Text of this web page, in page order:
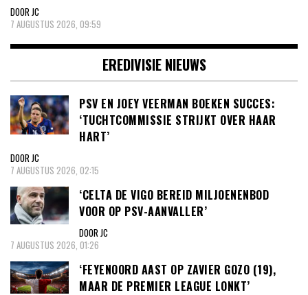
DOOR JC
7 AUGUSTUS 2026, 09:59
EREDIVISIE NIEUWS
PSV EN JOEY VEERMAN BOEKEN SUCCES:
‘TUCHTCOMMISSIE STRIJKT OVER HAAR
HART’
DOOR JC
7 AUGUSTUS 2026, 02:15
‘CELTA DE VIGO BEREID MILJOENENBOD
VOOR OP PSV-AANVALLER’
DOOR JC
7 AUGUSTUS 2026, 01:26
‘FEYENOORD AAST OP ZAVIER GOZO (19),
MAAR DE PREMIER LEAGUE LONKT’